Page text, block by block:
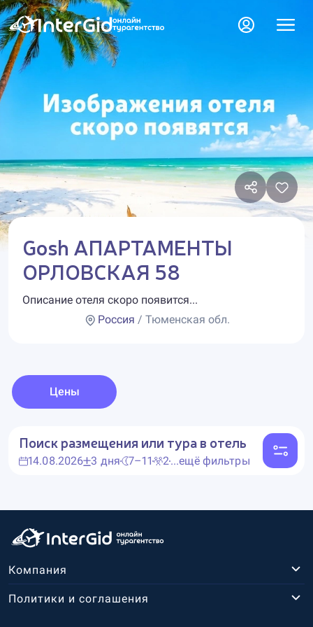
Gosh АПАРТАМЕНТЫ
ОРЛОВСКАЯ 58
Описание отеля скоро появится...
Россия / Тюменская обл.
Цены
Поиск размещения или тура в отель
14.08.2026 3 дня 7–11 2...ещё фильтры
Компания
Политики и соглашения